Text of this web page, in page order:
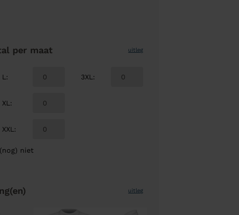
per maat uitleg
L :
XL :
XXL :
3XL :
niet
uitleg